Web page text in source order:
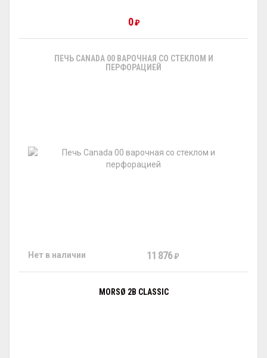
0₽
ПЕЧЬ CANADA 00 ВАРОЧНАЯ СО СТЕКЛОМ И
ПЕРФОРАЦИЕЙ
Нет в наличии 11 876₽
MORSØ 2B CLASSIC